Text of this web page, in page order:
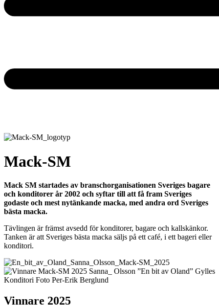
Mack-SM
Mack SM startades av branschorganisationen Sveriges bagare
och konditorer år 2002 och syftar till att få fram Sveriges
godaste och mest nytänkande macka, med andra ord Sveriges
bästa macka.
Tävlingen är främst avsedd för konditorer, bagare och kallskänkor.
Tanken är att Sveriges bästa macka säljs på ett café, i ett bageri eller
konditori.
Vinnare 2025